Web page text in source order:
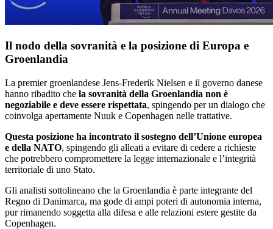
Il nodo della sovranità e la posizione di Europa e
Groenlandia
La premier groenlandese Jens‑Frederik Nielsen e il governo danese
hanno ribadito che la sovranità della Groenlandia non è
negoziabile e deve essere rispettata, spingendo per un dialogo che
coinvolga apertamente Nuuk e Copenhagen nelle trattative.
Questa posizione ha incontrato il sostegno dell’Unione europea
e della NATO, spingendo gli alleati a evitare di cedere a richieste
che potrebbero compromettere la legge internazionale e l’integrità
territoriale di uno Stato.
Gli analisti sottolineano che la Groenlandia è parte integrante del
Regno di Danimarca, ma gode di ampi poteri di autonomia interna,
pur rimanendo soggetta alla difesa e alle relazioni estere gestite da
Copenhagen.